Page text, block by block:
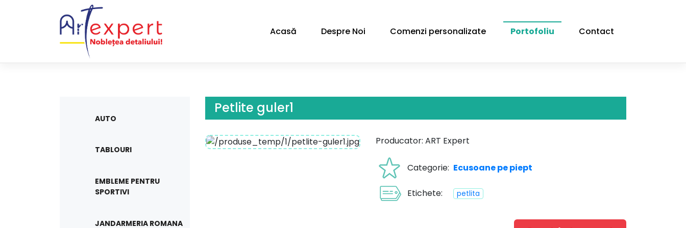
Acasă Despre Noi Comenzi personalizate Portofoliu Contact
AUTO
TABLOURI
EMBLEME PENTRU
SPORTIVI
JANDARMERIA ROMANA
Petlite guler1
Producator: ART Expert
Categorie: Ecusoane pe piept
Etichete: petlita